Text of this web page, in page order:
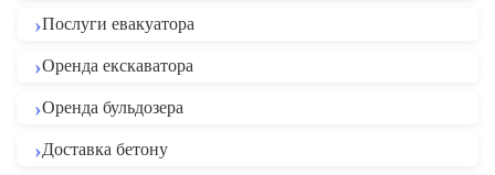
Послуги евакуатора
Оренда екскаватора
Оренда бульдозера
Доставка бетону